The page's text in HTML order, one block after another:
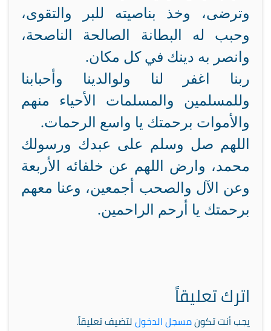
وترضى، وخذ بناصيته للبر والتقوى،
وحبب له البطانة الصالحة الناصحة،
وانصر به دينك في كل مكان.
ربنا اغفر لنا ولوالدينا وأحبابنا
وللمسلمين والمسلمات الأحياء منهم
والأموات برحمتك يا واسع الرحمات.
اللهم صل وسلم على عبدك ورسولك
محمد، وارض اللهم عن خلفائه الأربعة
وعن الآل والصحب أجمعين، وعنا معهم
برحمتك يا أرحم الراحمين.
اترك تعليقاً
يجب أنت تكونمسجل الدخوللتضيف تعليقاً.